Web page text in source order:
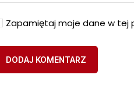
Zapamiętaj moje dane w tej